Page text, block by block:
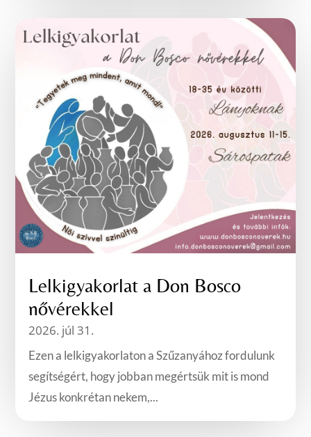
Lelkigyakorlat a Don Bosco
nővérekkel
2026. júl 31.
Ezen a lelkigyakorlaton a Szűzanyához fordulunk
segítségért, hogy jobban megértsük mit is mond
Jézus konkrétan nekem,...